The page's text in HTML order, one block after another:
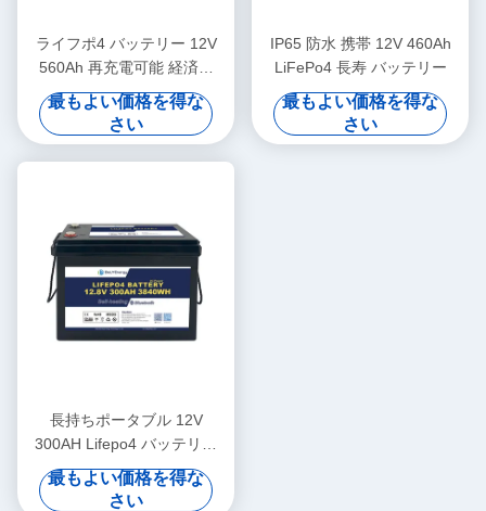
ライフポ4 バッテリー 12V
560Ah 再充電可能 経済的
5000 サイクル 12v ライフポ
4 バッテリー パック
最もよい価格を得な
さい
IP65 防水 携帯 12V 460Ah
LiFePo4 長寿 バッテリー
最もよい価格を得な
さい
長持ちポータブル 12V
300AH Lifepo4 バッテリー
新しいグレードA セル 長い
サイクルの寿命
最もよい価格を得な
さい